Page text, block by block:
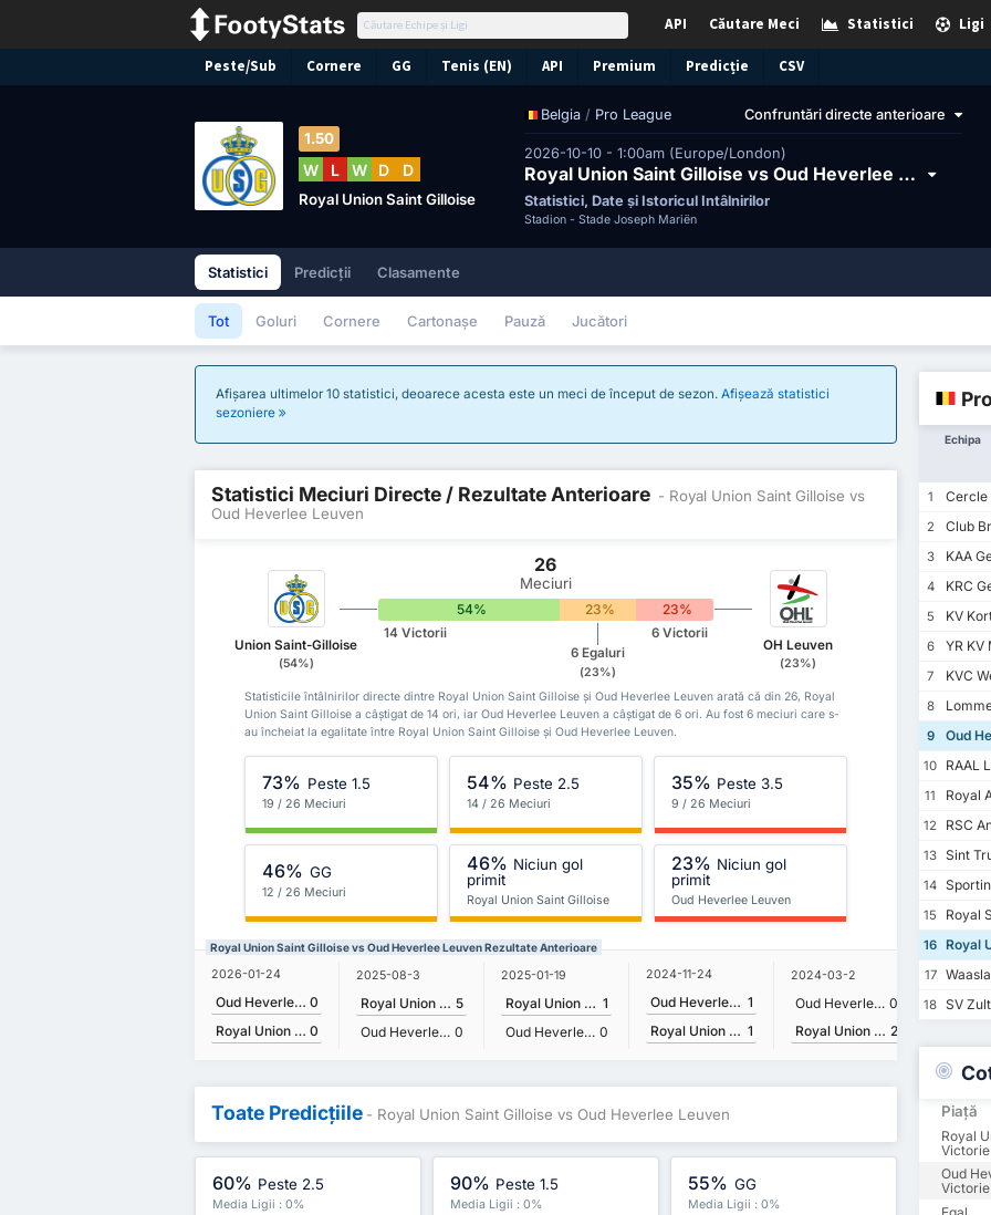
Ligi
Statistici
Căutare Meci
API
Peste/Sub Cornere GG Tenis (EN) API Premium Predicție CSV
Belgia / Pro League Confruntări directe anterioare
2026-10-10 - 1:00am (Europe/London)
Royal Union Saint Gilloise vs Oud Heverlee Leuven
Statistici, Date și Istoricul Întâlnirilor
Stadion - Stade Joseph Mariën
1.50
W L W D D
Royal Union Saint Gilloise
Statistici Predicții Clasamente
Tot Goluri Cornere Cartonașe Pauză Jucători
Afișarea ultimelor 10 statistici, deoarece acesta este un meci de început de sezon. Afișează statistici
sezoniere
Statistici Meciuri Directe / Rezultate Anterioare - Royal Union Saint Gilloise vs
Oud Heverlee Leuven
Union Saint-Gilloise
(54%)
26
Meciuri
54% 23% 23%
14 Victorii
6 Egaluri
(23%)
6 Victorii
OH Leuven
(23%)
Statisticile întâlnirilor directe dintre Royal Union Saint Gilloise și Oud Heverlee Leuven arată că din 26, Royal
Union Saint Gilloise a câștigat de 14 ori, iar Oud Heverlee Leuven a câștigat de 6 ori. Au fost 6 meciuri care s-
au încheiat la egalitate între Royal Union Saint Gilloise și Oud Heverlee Leuven.
73% Peste 1.5
19 / 26 Meciuri
54% Peste 2.5
14 / 26 Meciuri
35% Peste 3.5
9 / 26 Meciuri
46% GG
12 / 26 Meciuri
46% Niciun gol
primit
Royal Union Saint Gilloise
23% Niciun gol
primit
Oud Heverlee Leuven
Royal Union Saint Gilloise vs Oud Heverlee Leuven Rezultate Anterioare
2026-01-24
Oud Heverlee Leuven 0
Royal Union Saint Gilloise 0
2025-08-3
Royal Union Saint Gilloise 5
Oud Heverlee Leuven 0
2025-01-19
Royal Union Saint Gilloise 1
Oud Heverlee Leuven 0
2024-11-24
Oud Heverlee Leuven 1
Royal Union Saint Gilloise 1
2024-03-2
Oud Heverlee Leuven 0
Royal Union Saint Gilloise 2
2023-
Toate Predicțiile - Royal Union Saint Gilloise vs Oud Heverlee Leuven
60% Peste 2.5
Media Ligii : 0%
90% Peste 1.5
Media Ligii : 0%
55% GG
Media Ligii : 0%
Echipa
1 Cercle
2
Club
3
KAA
4
KRC
5
KV
6
YR KV
7
KVC
8
9
Oud
10
RAAL
11
Royal
12
RSC
13 Sint
14
15
Royal
16 Royal
17
18 SV
Piață
Royal
Victorie
Oud
Victorie